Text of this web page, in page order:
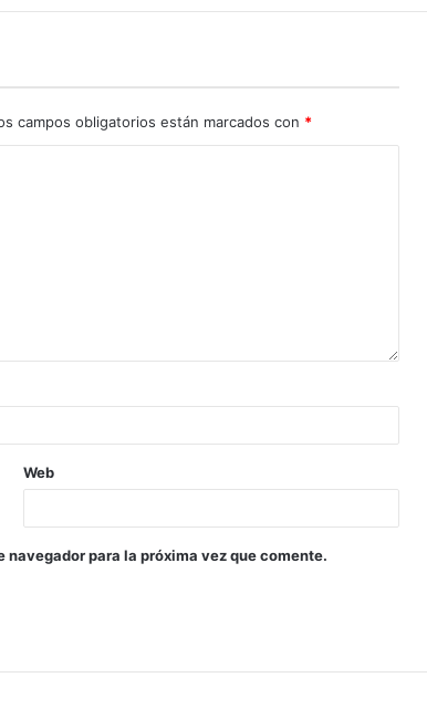
campos obligatorios están marcados con *
Web
para la próxima vez que comente.